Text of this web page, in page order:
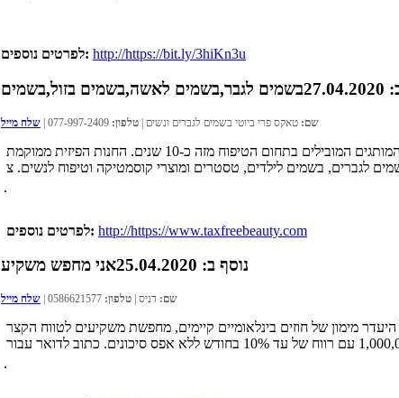
לפרטים נוספים: http://https://bit.ly/3hiKn3u
בשמים לגבר,בשמים לאשה,בשמים בזול,בשמים
שם: טאקס פרי ביוטי בשמים לגברים ונשים | טלפון: 077-997-2409 | שלח מייל
טאקס פרי סופליי בע“מ עוסקת במכירת בשמים מקוריים בזול ממגוון המותגים המובילים בתחום הטיפוח מזה כ-10 שנים. החנות הפיזית ממוקמת
לפרטים נוספים: http://https://www.taxfreebeauty.com
נוסף ב: 25.04.2020 אני מחפש משקיע
שם: דניס | טלפון: 0586621577 | שלח מייל
מימון של חוזים בינלאומיים קיימים, מחפשת משקיעים לטווח הקצר